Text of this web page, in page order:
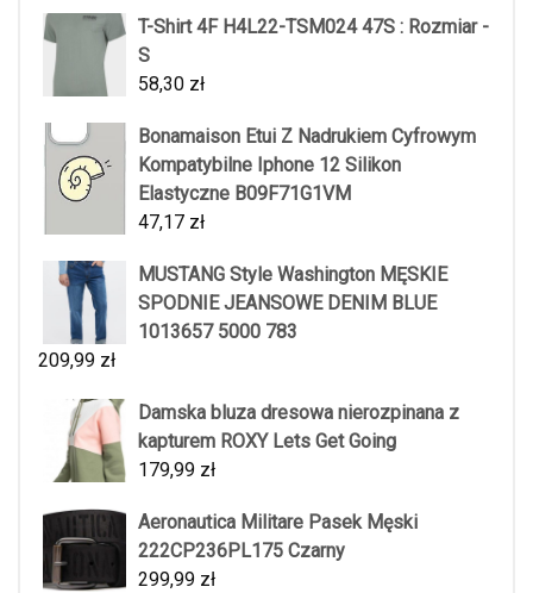
T-Shirt 4F H4L22-TSM024 47S : Rozmiar -
S
58,30 zł
Bonamaison Etui Z Nadrukiem Cyfrowym
Kompatybilne Iphone 12 Silikon
Elastyczne B09F71G1VM
47,17 zł
MUSTANG Style Washington MĘSKIE
SPODNIE JEANSOWE DENIM BLUE
1013657 5000 783
209,99 zł
Damska bluza dresowa nierozpinana z
kapturem ROXY Lets Get Going
179,99 zł
Aeronautica Militare Pasek Męski
222CP236PL175 Czarny
299,99 zł